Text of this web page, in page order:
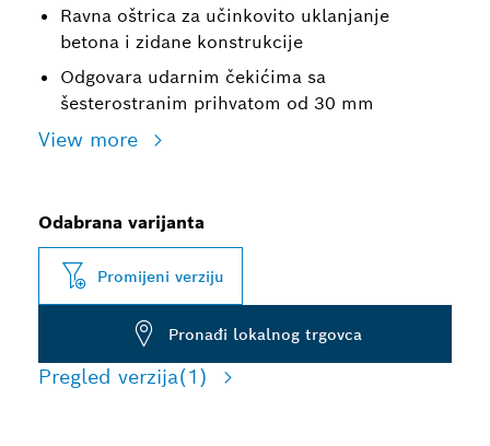
Ravna oštrica za učinkovito uklanjanje
betona i zidane konstrukcije
Odgovara udarnim čekićima sa
šesterostranim prihvatom od 30 mm
View more
Odabrana varijanta
Promijeni verziju
Pronađi lokalnog trgovca
Pregled verzija(1)